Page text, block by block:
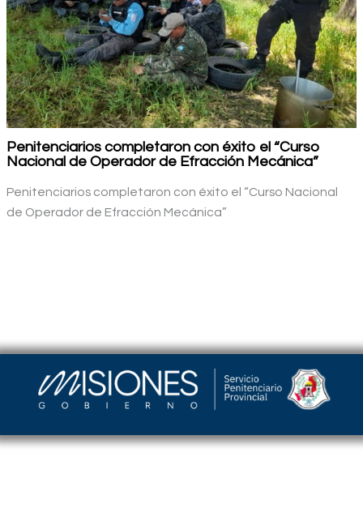
Penitenciarios completaron con éxito el “Curso
Nacional de Operador de Efracción Mecánica”
Penitenciarios completaron con éxito el “Curso Nacional
de Operador de Efracción Mecánica”